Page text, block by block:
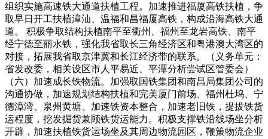
组织实施高速铁大通道扶植工程。加速推进福厦高铁扶植，争
取早日开工扶植漳汕、温福和昌福厦高铁，构成沿海高铁大通
道。 积极争取结构扶植南平至衢州、福州至龙岩高铁、南平
经宁德至丽水铁，强化我省取长三角经济区和粤港澳大湾区的
对接，拓展我省取京津冀和长江经济带的联系。（义务单元：
省发改委，相关设区市人平易近、平潭分析尝试区管委会）
（六）加速成长铁物流。加强取国铁集团和南昌局集团公司的
沟通协做，加速规划结构扶植和完美厦门前场、福州杜坞、宁
德漳湾、泉州黄塘、加速铁资本整合，加速老旧铁，提拔铁货
运程度，挖发掘货兼顾铁货运能力。积极支撑铁沿线场坐分析
开辟，加速扶植铁货运场坐及其周边物流园区，鞭策物流企业